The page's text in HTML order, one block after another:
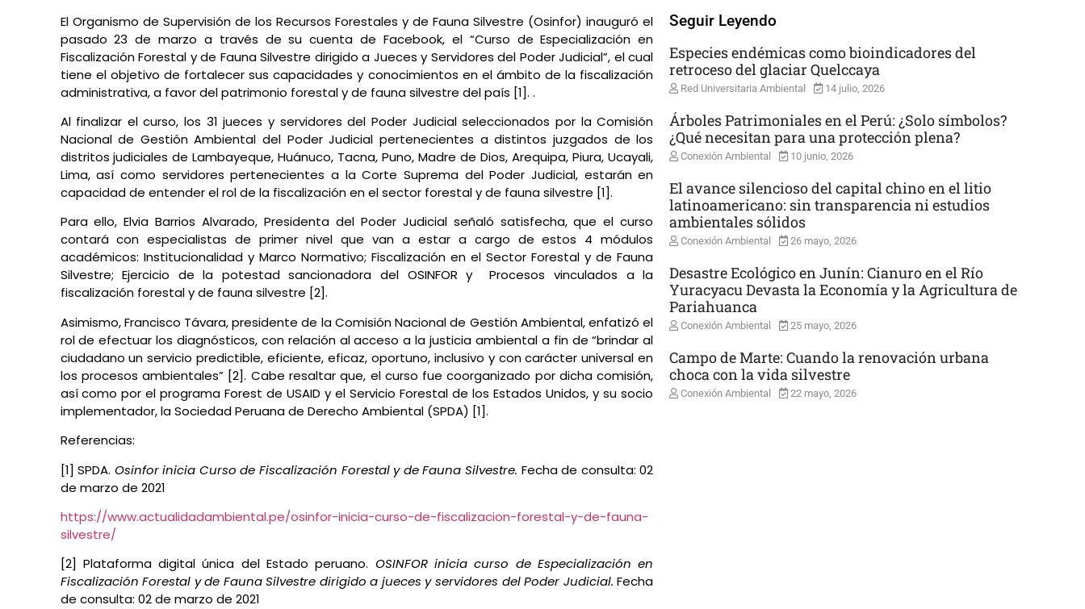
El Organismo de Supervisión de los Recursos Forestales y de Fauna Silvestre (Osinfor) inauguró el
pasado 23 de marzo a través de su cuenta de Facebook, el “Curso de Especialización en
Fiscalización Forestal y de Fauna Silvestre dirigido a Jueces y Servidores del Poder Judicial”, el cual
tiene el objetivo de fortalecer sus capacidades y conocimientos en el ámbito de la fiscalización
administrativa, a favor del patrimonio forestal y de fauna silvestre del país [1]. .
Al finalizar el curso, los 31 jueces y servidores del Poder Judicial seleccionados por la Comisión
Nacional de Gestión Ambiental del Poder Judicial pertenecientes a distintos juzgados de los
distritos judiciales de Lambayeque, Huánuco, Tacna, Puno, Madre de Dios, Arequipa, Piura, Ucayali,
Lima, así como servidores pertenecientes a la Corte Suprema del Poder Judicial, estarán en
capacidad de entender el rol de la fiscalización en el sector forestal y de fauna silvestre [1].
Para ello, Elvia Barrios Alvarado, Presidenta del Poder Judicial señaló satisfecha, que el curso
contará con especialistas de primer nivel que van a estar a cargo de estos 4 módulos
académicos: Institucionalidad y Marco Normativo; Fiscalización en el Sector Forestal y de Fauna
Silvestre; Ejercicio de la potestad sancionadora del OSINFOR y Procesos vinculados a la
fiscalización forestal y de fauna silvestre [2].
Asimismo, Francisco Távara, presidente de la Comisión Nacional de Gestión Ambiental, enfatizó el
rol de efectuar los diagnósticos, con relación al acceso a la justicia ambiental a fin de “brindar al
ciudadano un servicio predictible, eficiente, eficaz, oportuno, inclusivo y con carácter universal en
los procesos ambientales” [2]. Cabe resaltar que, el curso fue coorganizado por dicha comisión,
así como por el programa Forest de USAID y el Servicio Forestal de los Estados Unidos, y su socio
implementador, la Sociedad Peruana de Derecho Ambiental (SPDA) [1].
Referencias:
[1] SPDA. Osinfor inicia Curso de Fiscalización Forestal y de Fauna Silvestre. Fecha de consulta: 02
de marzo de 2021
https://www.actualidadambiental.pe/osinfor-inicia-curso-de-fiscalizacion-forestal-y-de-fauna-
silvestre/
[2] Plataforma digital única del Estado peruano. OSINFOR inicia curso de Especialización en
Fiscalización Forestal y de Fauna Silvestre dirigido a jueces y servidores del Poder Judicial.Fecha
de consulta: 02 de marzo de 2021
Seguir Leyendo
Especies endémicas como bioindicadores del
retroceso del glaciar Quelccaya
Red Universitaria Ambiental 14 julio, 2026
Árboles Patrimoniales en el Perú: ¿Solo símbolos?
¿Qué necesitan para una protección plena?
Conexión Ambiental 10 junio, 2026
El avance silencioso del capital chino en el litio
latinoamericano: sin transparencia ni estudios
ambientales sólidos
Conexión Ambiental 26 mayo, 2026
Desastre Ecológico en Junín: Cianuro en el Río
Yuracyacu Devasta la Economía y la Agricultura de
Pariahuanca
Conexión Ambiental 25 mayo, 2026
Campo de Marte: Cuando la renovación urbana
choca con la vida silvestre
Conexión Ambiental 22 mayo, 2026